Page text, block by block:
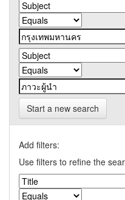
Start a new search
Add filters:
Use filters to refine the